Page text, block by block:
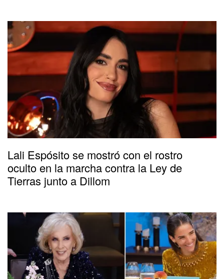
Lali Espósito se mostró con el rostro
oculto en la marcha contra la Ley de
Tierras junto a Dillom